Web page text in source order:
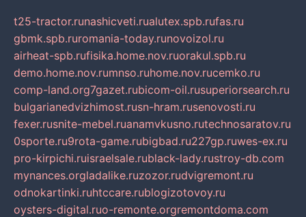
t25-tractor.runashicveti.rualutex.spb.rufas.ru
gbmk.spb.ruromania-today.runovoizol.ru
airheat-spb.rufisika.home.nov.ruorakul.spb.ru
demo.home.nov.rumnso.ruhome.nov.rucemko.ru
comp-land.org7gazet.rubicom-oil.rusuperiorsearch.ru
bulgarianedvizhimost.rusn-hram.rusenovosti.ru
fexer.rusnite-mebel.ruanamvkusno.rutechnosaratov.ru
0sporte.ru9rota-game.rubigbad.ru227gp.ruwes-ex.ru
pro-kirpichi.ruisraelsale.rublack-lady.rustroy-db.com
mynances.orgladalike.ruzozor.rudvigremont.ru
odnokartinki.ruhtccare.rublogizotovoy.ru
oysters-digital.ruo-remonte.orgremontdoma.com